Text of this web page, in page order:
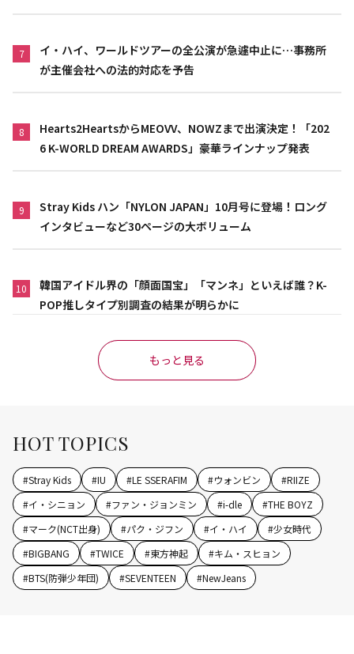
7
イ・ハイ、ワールドツアーの全公演が急遽中止に…事務所
が主催会社への法的対応を予告
8
Hearts2HeartsからMEOVV、NOWZまで出演決定！「202
6 K-WORLD DREAM AWARDS」豪華ラインナップ発表
9
Stray Kids ハン「NYLON JAPAN」10月号に登場！ロング
インタビューなど30ページの大ボリューム
10
韓国アイドル界の「顔面国宝」「マンネ」といえば誰？K-
POP推しタイプ別調査の結果が明らかに
もっと見る
HOT TOPICS
#Stray Kids #IU #LE SSERAFIM #ウォンビン #RIIZE
#イ・シニョン #ファン・ジョンミン #i-dle #THE BOYZ
#マーク(NCT出身) #パク・ジフン #イ・ハイ #少女時代
#BIGBANG #TWICE #東方神起 #キム・スヒョン
#BTS(防弾少年団) #SEVENTEEN #NewJeans